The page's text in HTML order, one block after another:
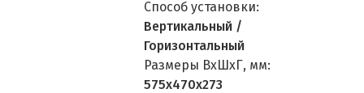
Способ установки:
Вертикальный /
Горизонтальный
Размеры ВхШхГ, мм:
575х470х273